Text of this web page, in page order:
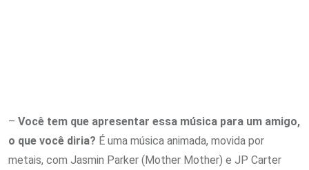
– Você tem que apresentar essa música para um amigo,
o que você diria? É uma música animada, movida por
metais, com Jasmin Parker (Mother Mother) e JP Carter